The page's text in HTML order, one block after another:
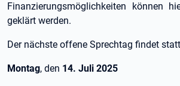
Finanzierungsmöglichkeiten können
geklärt werden.
Der nächste offene Sprechtag findet
Montag, den 14. Juli 2025